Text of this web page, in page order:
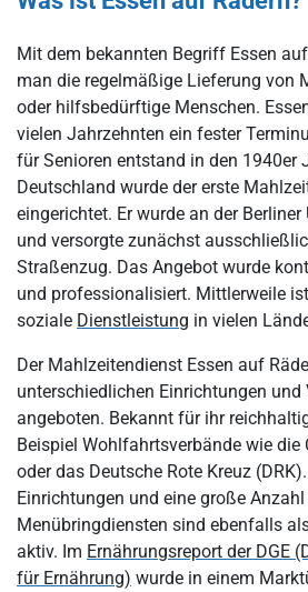
Mit dem bekannten Begriff Essen
man die regelmäßige Lieferung von
oder hilfsbedürftige Menschen.
vielen Jahrzehnten ein fester
für Senioren entstand in den 1940er
Deutschland wurde der erste
eingerichtet. Er wurde an der
und versorgte zunächst
Straßenzug. Das Angebot wurde
und professionalisiert. Mittlerweile
soziale Dienstleistung in vielen
Der Mahlzeitendienst Essen auf
unterschiedlichen Einrichtungen und
angeboten. Bekannt für ihr
Beispiel Wohlfahrtsverbände wie die
oder das Deutsche Rote Kreuz
Einrichtungen und eine große
Menübringdiensten sind ebenfalls
aktiv. Im Ernährungsreport der DGE
für Ernährung) wurde in einem